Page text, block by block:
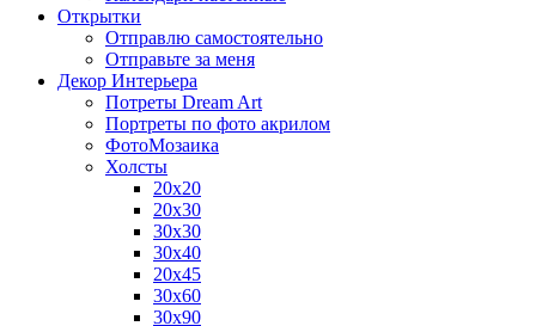
Открытки
Отправлю самостоятельно
Отправьте за меня
Декор Интерьера
Потреты Dream Art
Портреты по фото акрилом
ФотоМозаика
Холсты
20х20
20х30
30х30
30х40
20х45
30х60
30х90